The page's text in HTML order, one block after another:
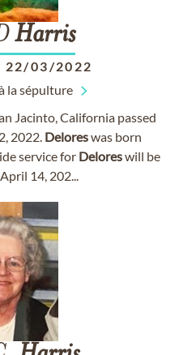
Harris
22/03/2022
la sépulture
Jacinto, California passed
2022. Deloreswas born
service for Deloreswill be
14, 202...